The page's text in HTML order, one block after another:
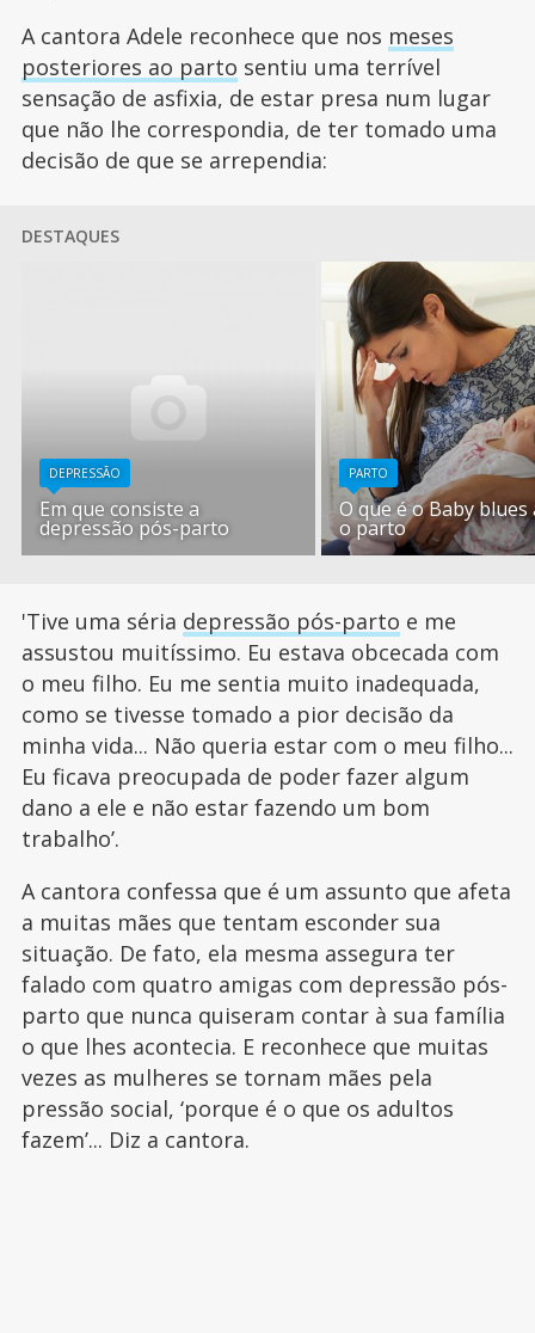
A cantora Adele reconhece que nos meses
posteriores ao parto sentiu uma terrível
sensação de asfixia, de estar presa num lugar
que não lhe correspondia, de ter tomado uma
decisão de que se arrependia:
DESTAQUES
DEPRESSÃO
Em que consiste a
depressão pós-parto
PARTO
O que é o Baby blues
o parto
'Tive uma séria depressão pós-parto e me
assustou muitíssimo. Eu estava obcecada com
o meu filho. Eu me sentia muito inadequada,
como se tivesse tomado a pior decisão da
minha vida... Não queria estar com o meu filho...
Eu ficava preocupada de poder fazer algum
dano a ele e não estar fazendo um bom
trabalho’.
A cantora confessa que é um assunto que afeta
a muitas mães que tentam esconder sua
situação. De fato, ela mesma assegura ter
falado com quatro amigas com depressão pós-
parto que nunca quiseram contar à sua família
o que lhes acontecia. E reconhece que muitas
vezes as mulheres se tornam mães pela
pressão social, ‘porque é o que os adultos
fazem’... Diz a cantora.